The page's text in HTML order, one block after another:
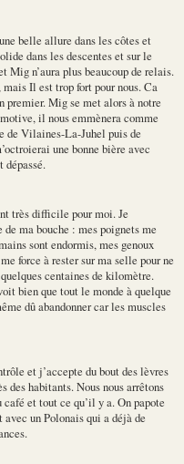
belle allure dans les côtes et
dans les descentes et sur le
Mig n’aura plus beaucoup de relais.
mais Il est trop fort pour nous. Ca
premier. Mig se met alors à notre
il nous emmènera comme
de Vilaines-La-Juhel puis de
une bonne bière avec
très difficile pour moi. Je
de ma bouche : mes poignets me
sont endormis, mes genoux
force à rester sur ma selle pour ne
centaines de kilomètre.
bien que tout le monde à quelque
dû abandonner car les muscles
et j’accepte du bout des lèvres
des habitants. Nous nous arrêtons
et tout ce qu’il y a. On papote
un Polonais qui a déjà de